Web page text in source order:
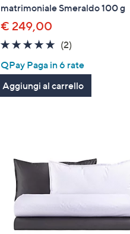
matrimoniale Smeraldo 100 g
€ 249,00
5.0
5
Stars
(2)
QPay Paga in 6 rate
Aggiungi al carrello